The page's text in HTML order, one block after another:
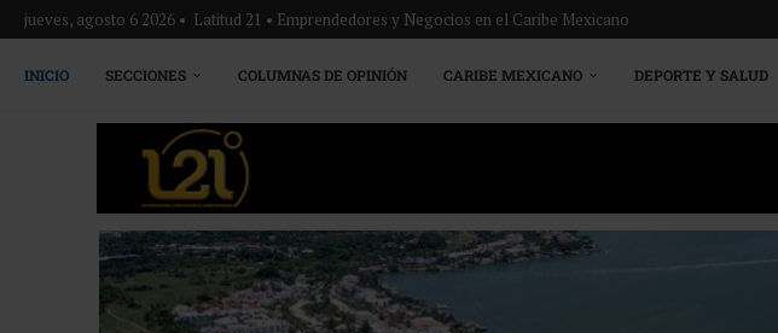
jueves, agosto 6 2026 • Latitud 21 • Emprendedores y Negocios en el Caribe Mexicano
INICIO SECCIONES COLUMNAS DE OPINIÓN CARIBE MEXICANO DEPORTE Y SALUD